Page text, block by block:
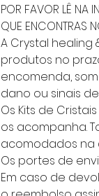
POR FAVOR LÊ NA
QUE ENCONTRAS
A Crystal
produtos no
encomenda,
dano ou sinais
Os Kits de
os acompanha.
acomodados na
Os portes de
Em caso de